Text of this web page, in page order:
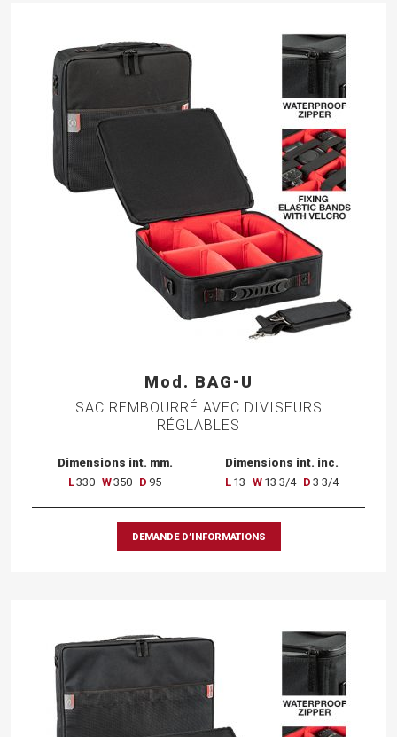
Mod. BAG-U
SAC REMBOURRÉ AVEC DIVISEURS
RÉGLABLES
Dimensions int. mm.
L330 W350 D 95
Dimensions int. inc.
L 13 W 13 3/4 D 3 3/4
DEMANDE D’INFORMATIONS